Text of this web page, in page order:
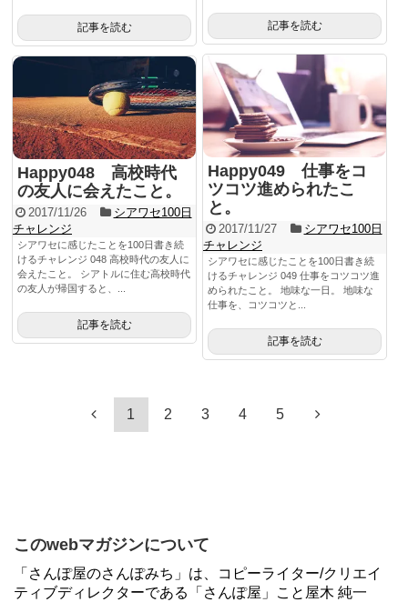
記事を読む 記事を読む
Happy049 仕事をコ
ツコツ進められたこ
と。
2017/11/27
シアワセ100日
チャレンジ
シアワセに感じたことを100日書き続
けるチャレンジ 049 仕事をコツコツ進
められたこと。 地味な一日。 地味な
仕事を、コツコツと...
記事を読む
Happy048 高校時代
の友人に会えたこと。
2017/11/26
シアワセ100日
チャレンジ
シアワセに感じたことを100日書き続
けるチャレンジ 048 高校時代の友人に
会えたこと。 シアトルに住む高校時代
の友人が帰国すると、...
記事を読む
1 2 3 4 5
このwebマガジンについて
「さんぽ屋のさんぽみち」は、コピーライター/クリエイ
ティブディレクターである「さんぽ屋」こと屋木 純一